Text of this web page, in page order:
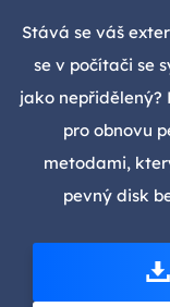
Stává se váš
se v počítači se
jako nepřidělený?
pro obnovu
metodami,
pevný disk